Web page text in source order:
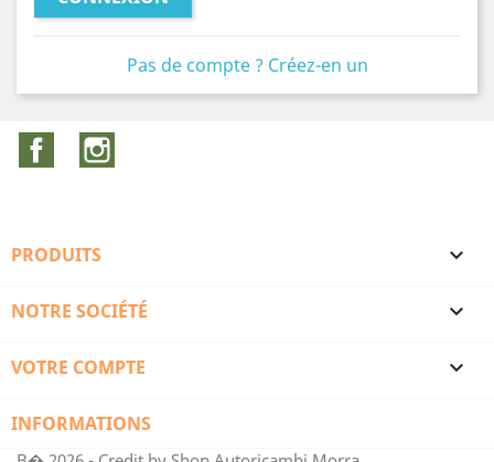
Pas de compte ? Créez-en un
Facebook
PRODUITS 
NOTRE SOCIÉTÉ 
VOTRE COMPTE 
INFORMATIONS